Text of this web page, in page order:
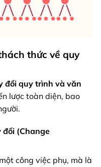
thức về quy
đổi quy trình và văn
lược toàn diện, bao
đổi (Change
công việc phụ, mà là